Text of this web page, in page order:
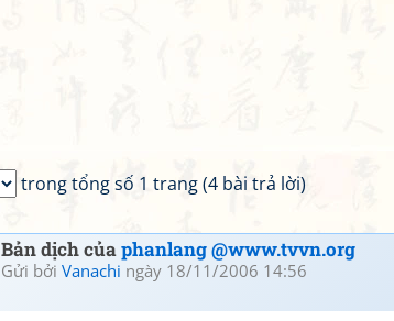
trong tổng số 1 trang (4 bài trả lời)
Bản dịch củaphanlang @www.tvvn.org
Gửi bởi Vanachi ngày 18/11/2006 14:56